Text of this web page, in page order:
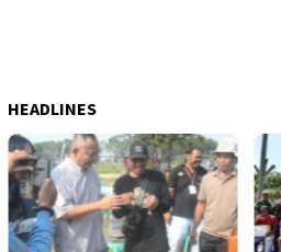
HEADLINES